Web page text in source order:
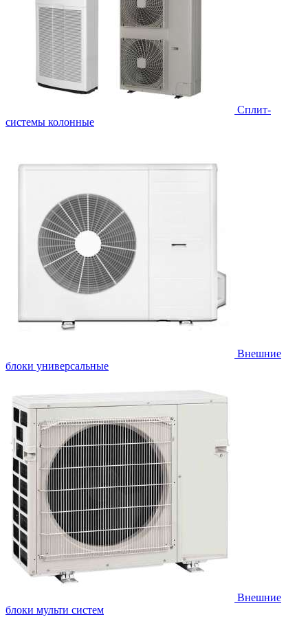
Cплит-
системы колонные
Внешние
блоки универсальные
Внешние
блоки мульти систем